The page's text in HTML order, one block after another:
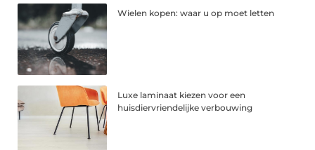
Wielen kopen: waar u op moet letten
Luxe laminaat kiezen voor een
huisdiervriendelijke verbouwing